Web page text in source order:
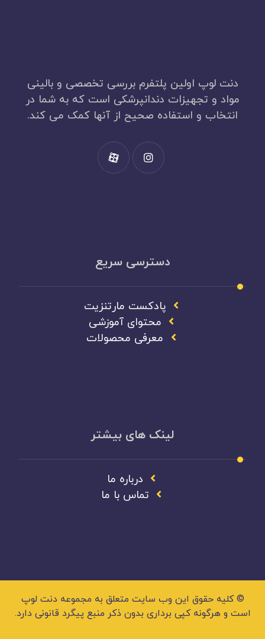
دنت لوپ اولین پلتفرم بررسی تخصصی و بالینی
مواد و تجهیزات دندانپرشکی است که به شما در
انتخاب و استفاده صحیح از آنها کمک می کند.
دسترسی سریع
پادکست مارتنزیت
محتوای آموزشی
معرفی محصولات
لینک های بیشتر
درباره ما
تماس با ما
© کلیه حقوق این وب سایت متعلق به مجموعه دنت لوپ
است و هرگونه کپی برداری بدون ذکر منبع پیگرد قانونی دارد.